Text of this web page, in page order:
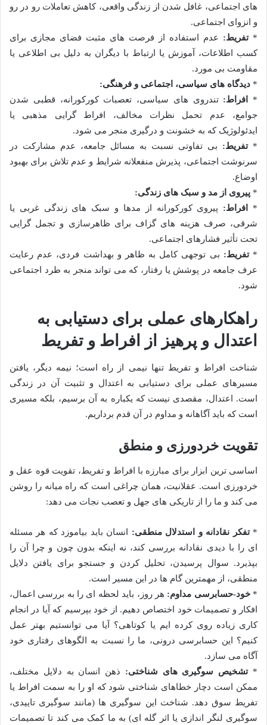
های اجتماعی، غافل شدن از زندگی واقعی، کاهش تعاملات رو در رو
و انزوای اجتماعی.
*تفریط: عدم استفاده از فرصت های مثبت فضای مجازی برای
کسب اطلاعات، آموزش یا ارتباط با دیگران به دلیل بی اطلاعی یا
مقاومت بی مورد.
* دیدگاه های سیاسی، اجتماعی و فرهنگی:
*
افراط: تندروی های سیاسی، تعصبات کورکورانه، قطبی شدن
جوامع، عدم تحمل نظرات مخالف، افراط گرایی مذهبی یا
ایدئولوژیک که به خشونت و درگیری منجر می شود.
*تفریط: بی تفاوتی نسبت به مسائل جامعه، عدم مشارکت در
سرنوشت اجتماعی، پذیرش منفعلانه شرایط و عدم تلاش برای بهبود
اوضاع.
* پیروی از مد و سبک های زندگی:
*
افراط: پیروی کورکورانه از مدها و سبک های زندگی غربی یا
شرقی، صرف هزینه های گزاف برای ظاهرسازی و تجمل گرایی
تحت تأثیر فشارهای اجتماعی.
*تفریط: بی توجهی کامل به ظاهر و بهداشت فردی، عدم رعایت
عرف جامعه در پوشش یا رفتار، که می تواند منجر به طرد اجتماعی
شود.
راهکارهای عملی برای دستیابی به
اعتدال و پرهیز از افراط و تفریط
شناخت افراط و تفریط تنها نیمی از راه است؛ نیمه دیگر، یافتن
مسیرهای عملی برای دستیابی به اعتدال و تثبیت آن در زندگی
است. اعتدال، مقصدی نیست که یکباره به آن برسیم، بلکه مسیری
است که باید آگاهانه و مداوم در آن قدم برداریم.
تقویت خردورزی و منطق
اساسی ترین ابزار برای مبارزه با افراط و تفریط، تقویت قوه عقل و
خردورزی است. عقلانیت، همان چراغی است که راه میانه را روشن
می کند و ما را از تاریکی های جهل و تعصب نجات می دهد:
*تفکر نقادانه و استدلال منطقی: انسان باید بیاموزد که هر مسئله
ای را با دیدی نقادانه بررسی کند، نه اینکه بدون چون و چرا آن را
بپذیرد. سوال پرسیدن، تحلیل کردن و جستجو برای یافتن دلایل
منطقی، از مهمترین گام ها در این مسیر است.
*خود-حسابرسی مداوم: هر روز، باید لحظه ای را به بررسی اعمال،
افکار و تصمیمات خود اختصاص دهیم. از خود بپرسیم که آیا در انجام
کاری زیاده روی کرده ایم یا کوتاهی؟ آیا می توانستیم بهتر عمل
کنیم؟ این حسابرسی درونی، ما را نسبت به الگوهای رفتاری خود
آگاه می سازد.
*تشخیص سوگیری های شناختی: ذهن انسان به دلایل مختلف،
ممکن است دچار خطاهای شناختی شود که او را به سمت افراط یا
تفریط سوق دهد. شناخت این سوگیری ها (مانند سوگیری تاییدی،
سوگیری لنگر اندازی یا اثر گله ای) به ما کمک می کند تا تصمیمات